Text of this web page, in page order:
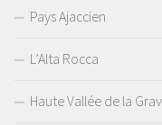
Pays Ajaccien
L’Alta Rocca
Haute Vallée de la